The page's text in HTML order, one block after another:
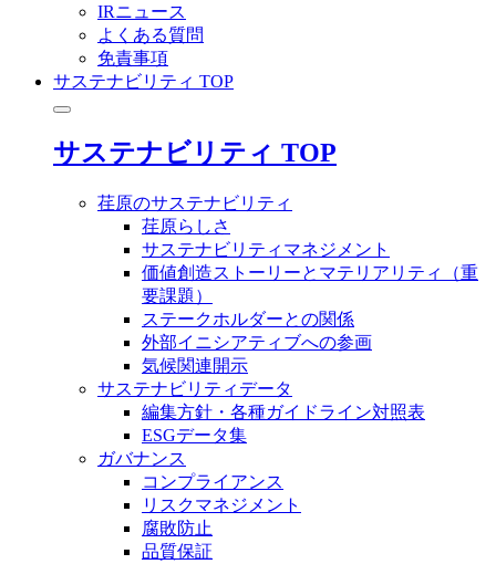
IRニュース
よくある質問
免責事項
サステナビリティ TOP
サステナビリティ TOP
荏原のサステナビリティ
荏原らしさ
サステナビリティマネジメント
価値創造ストーリーとマテリアリティ（重
要課題）
ステークホルダーとの関係
外部イニシアティブへの参画
気候関連開示
サステナビリティデータ
編集方針・各種ガイドライン対照表
ESGデータ集
ガバナンス
コンプライアンス
リスクマネジメント
腐敗防止
品質保証